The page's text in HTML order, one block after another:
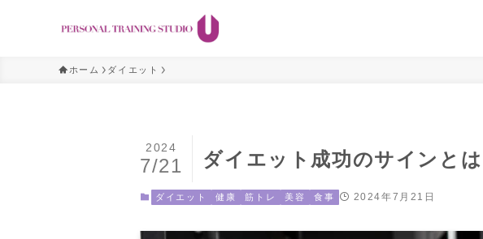
ホーム ダイエット
ダイエット成功のサインとは
2024
7/21
ダイエット 健康 筋トレ 美容 食事 2024年7月21日